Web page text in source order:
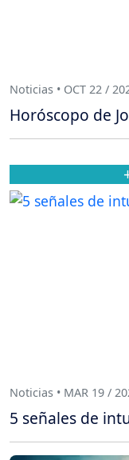
Noticias • OCT 22 /
Horóscopo de
Noticias • MAR 19 /
5 señales de